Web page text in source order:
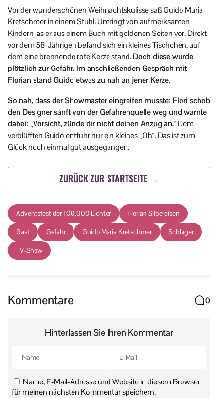
Vor der wunderschönen Weihnachtskulisse saß Guido Maria
Kretschmer in einem Stuhl. Umringt von aufmerksamen
Kindern las er aus einem Buch mit goldenen Seiten vor. Direkt
vor dem 58-Jährigen befand sich ein kleines Tischchen, auf
dem eine brennende rote Kerze stand.Doch diese wurde
plötzlich zur Gefahr. Im anschließenden Gespräch mit
Florian stand Guido etwas zu nah an jener Kerze.
So nah, dass der Showmaster eingreifen musste: Flori schob
den Designer sanft von der Gefahrenquelle weg und warnte
dabei: „Vorsicht, zünde dir nicht deinen Anzug an.“Dem
verblüfften Guido entfuhr nur ein kleines „Oh“. Das ist zum
Glück noch einmal gut ausgegangen.
ZURÜCK ZUR STARTSEITE →
Adventsfest der 100.000 Lichter Florian Silbereisen
Gast Gefahr Guido Maria Kretschmer Schlager
TV-Show
Kommentare 0
Hinterlassen Sie Ihren Kommentar
Name, E-Mail-Adresse und Website in diesem Browser
für meinen nächsten Kommentar speichern.